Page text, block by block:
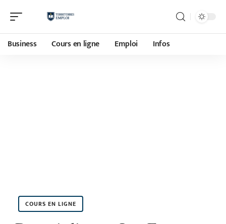
Business Cours en ligne Emploi Infos
COURS EN LIGNE